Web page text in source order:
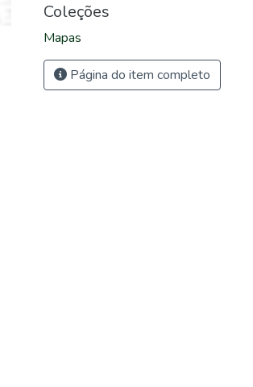
Coleções
Mapas
Página do item completo